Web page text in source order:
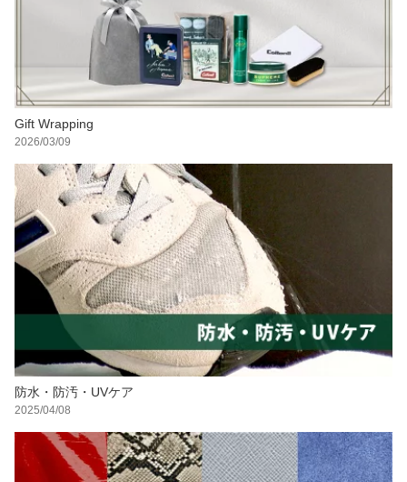
Gift Wrapping
2026/03/09
防水・防汚・UVケア
2025/04/08